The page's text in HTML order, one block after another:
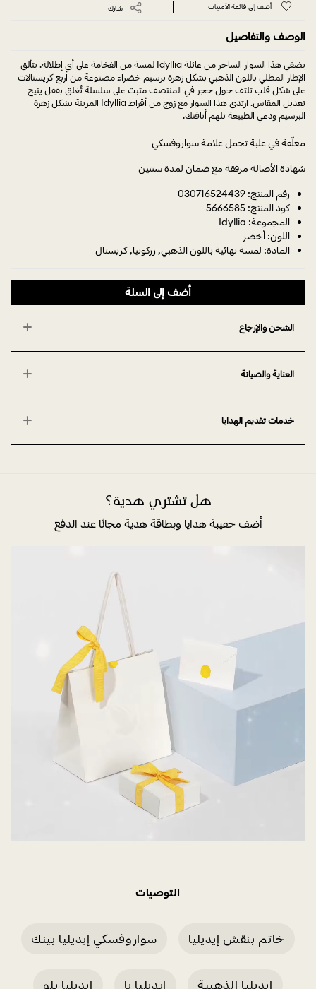
أضف إلى قائمة الأمنيات شارك
الوصف والتفاصيل
يضفي هذا السوار الساحر من عائلة Idyllia لمسة من الفخامة على أي إطلالة. يتألق
الإطار المطلي باللون الذهبي بشكل زهرة برسيم خضراء مصنوعة من أربع كريستالات
على شكل قلب تلتف حول حجر في المنتصف مثبت على سلسلة تُغلق بقفل يتيح
تعديل المقاس. ارتدي هذا السوار مع زوج من أقراط Idyllia المزينة بشكل زهرة
البرسيم ودعي الطبيعة تلهم أناقتك.
مغلّفة في علبة تحمل علامة سواروفسكي
شهادة الأصالة مرفقة مع ضمان لمدة سنتين
رقم المنتج: 030716524439
كود المنتج: 5666585
المجموعة: Idyllia
اللون: أخضر
المادة: لمسة نهائية باللون الذهبي, زركونيا, كريستال
أضف إلى السلة
الشحن والإرجاع
العناية والصيانة
خدمات تقديم الهدايا
هل تشتري هدية؟
أضف حقيبة هدايا وبطاقة هدية مجانًا عند الدفع
التوصيات
خاتم بنقش إيديليا سواروفسكي إيديليا بينك
إيديليا الذهبية إيديليا با إيديليا بلو